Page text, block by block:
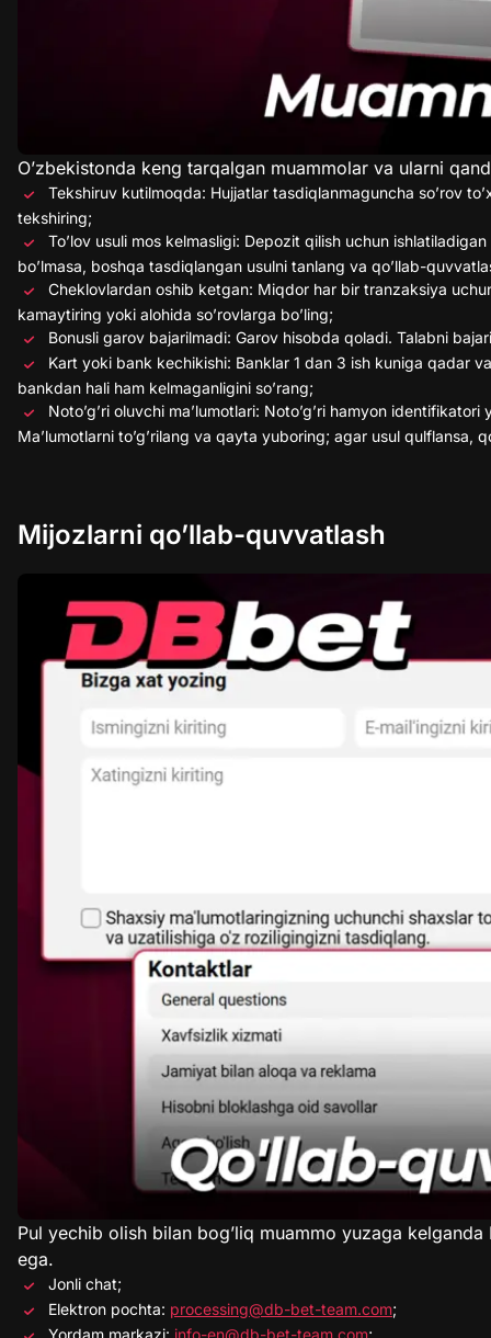
O’zbekistonda keng tarqalgan muammolar va ularni
Tekshiruv kutilmoqda: Hujjatlar tasdiqlanmaguncha so’rov
tekshiring;
To’lov usuli mos kelmasligi: Depozit qilish uchun
bo’lmasa, boshqa tasdiqlangan usulni tanlang va qo’llab-
Cheklovlardan oshib ketgan: Miqdor har bir tranzaksiya
kamaytiring yoki alohida so’rovlarga bo’ling;
Bonusli garov bajarilmadi: Garov hisobda qoladi. Talabni
Kart yoki bank kechikishi: Banklar 1 dan 3 ish kuniga qadar
bankdan hali ham kelmaganligini so’rang;
Noto’g’ri oluvchi ma’lumotlari: Noto’g’ri hamyon
Ma’lumotlarni to’g’rilang va qayta yuboring; agar usul qulflansa,
Mijozlarni qo’llab-quvvatlash
Pul yechib olish bilan bog’liq muammo yuzaga
ega.
Jonli chat;
Elektron pochta: processing@db-bet-team.com;